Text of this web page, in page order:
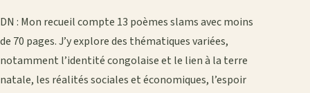
DN : Mon recueil compte 13 poèmes slams avec moins
de 70 pages. J’y explore des thématiques variées,
notamment l’identité congolaise et le lien à la terre
natale, les réalités sociales et économiques, l’espoir